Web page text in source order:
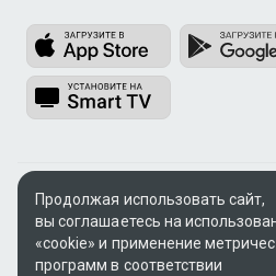
© 2009 - 2026, ООО «Медиа
Поддержка:support@n3.ru
UUID: c4cacbab-f8bb-42b1-b838-
Продолжая использовать сайт,
вы соглашаетесь на
«cookie» и применение
программ в соответствии